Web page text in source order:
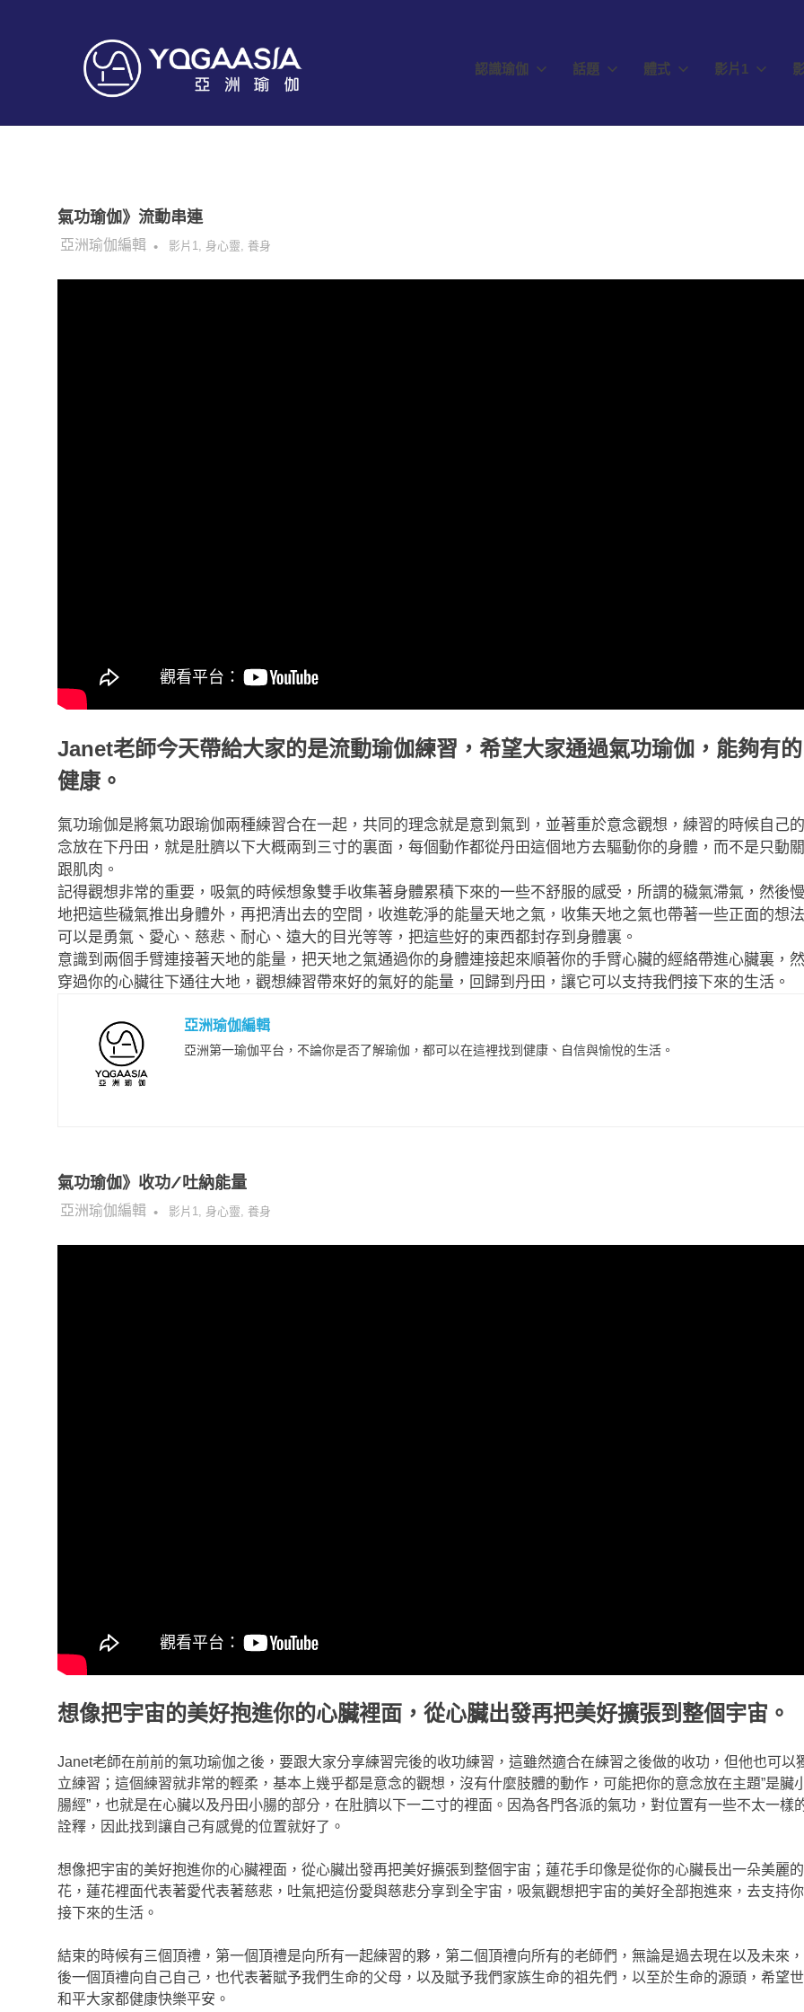
這
始
認識瑜伽 話題 體式 影片1
氣功瑜伽》流動串連
2022-04-21
亞洲瑜伽編輯 影片1, 身心靈, 養身
Janet老師今天帶給大家的是流動瑜伽練習，希望大家通過氣功瑜伽，能夠有的
健康。
氣功瑜伽是將氣功跟瑜伽兩種練習合在一起，共同的理念就是意到氣到，並著重於意念觀想，練習的時候自己
念放在下丹田，就是肚臍以下大概兩到三寸的裏面，每個動作都從丹田這個地方去驅動你的身體，而不是只動
跟肌肉。
記得觀想非常的重要，吸氣的時候想象雙手收集著身體累積下來的一些不舒服的感受，所謂的穢氣滯氣，然後
地把這些穢氣推出身體外，再把清出去的空間，收進乾淨的能量天地之氣，收集天地之氣也帶著一些正面的想法
可以是勇氣、愛心、慈悲、耐心、遠大的目光等等，把這些好的東西都封存到身體裏。
意識到兩個手臂連接著天地的能量，把天地之氣通過你的身體連接起來順著你的手臂心臟的經絡帶進心臟裏，
穿過你的心臟往下通往大地，觀想練習帶來好的氣好的能量，回歸到丹田，讓它可以支持我們接下來的生活。
亞洲瑜伽編輯
亞洲第一瑜伽平台，不論你是否了解瑜伽，都可以在這裡找到健康、自信與愉悅的生活。
氣功瑜伽》收功/吐納能量
2022-04-21
亞洲瑜伽編輯 影片1, 身心靈, 養身
想像把宇宙的美好抱進你的心臟裡面，從心臟出發再把美好擴張到整個宇宙。
Janet老師在前前的氣功瑜伽之後，要跟大家分享練習完後的收功練習，這雖然適合在練習之後做的收功，但他也可以
立練習；這個練習就非常的輕柔，基本上幾乎都是意念的觀想，沒有什麼肢體的動作，可能把你的意念放在主題”是臟
腸經”，也就是在心臟以及丹田小腸的部分，在肚臍以下一二寸的裡面。因為各門各派的氣功，對位置有一些不太一樣
詮釋，因此找到讓自己有感覺的位置就好了。
想像把宇宙的美好抱進你的心臟裡面，從心臟出發再把美好擴張到整個宇宙；蓮花手印像是從你的心臟長出一朵美麗
花，蓮花裡面代表著愛代表著慈悲，吐氣把這份愛與慈悲分享到全宇宙，吸氣觀想把宇宙的美好全部抱進來，去支持
接下來的生活。
結束的時候有三個頂禮，第一個頂禮是向所有一起練習的夥，第二個頂禮向所有的老師們，無論是過去現在以及未來
後一個頂禮向自己自己，也代表著賦予我們生命的父母，以及賦予我們家族生命的祖先們，以至於生命的源頭，希望
和平大家都健康快樂平安。